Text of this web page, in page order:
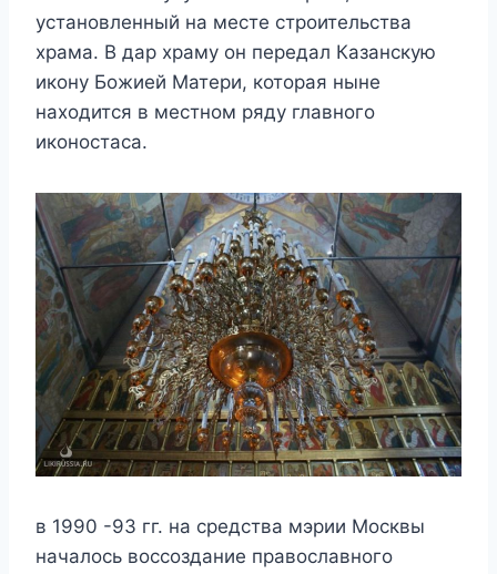
установленный на месте строительства
храма. В дар храму он передал Казанскую
икону Божией Матери, которая ныне
находится в местном ряду главного
иконостаса.
в 1990 -93 гг. на средства мэрии Москвы
началось воссоздание православного